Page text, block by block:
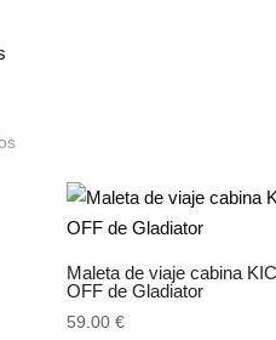
Ordenado
Maleta de viaje cabina
OFF de Gladiator
59.00€